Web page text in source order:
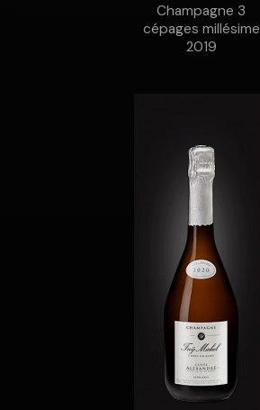
Champagne 3
cépages millésime
2019